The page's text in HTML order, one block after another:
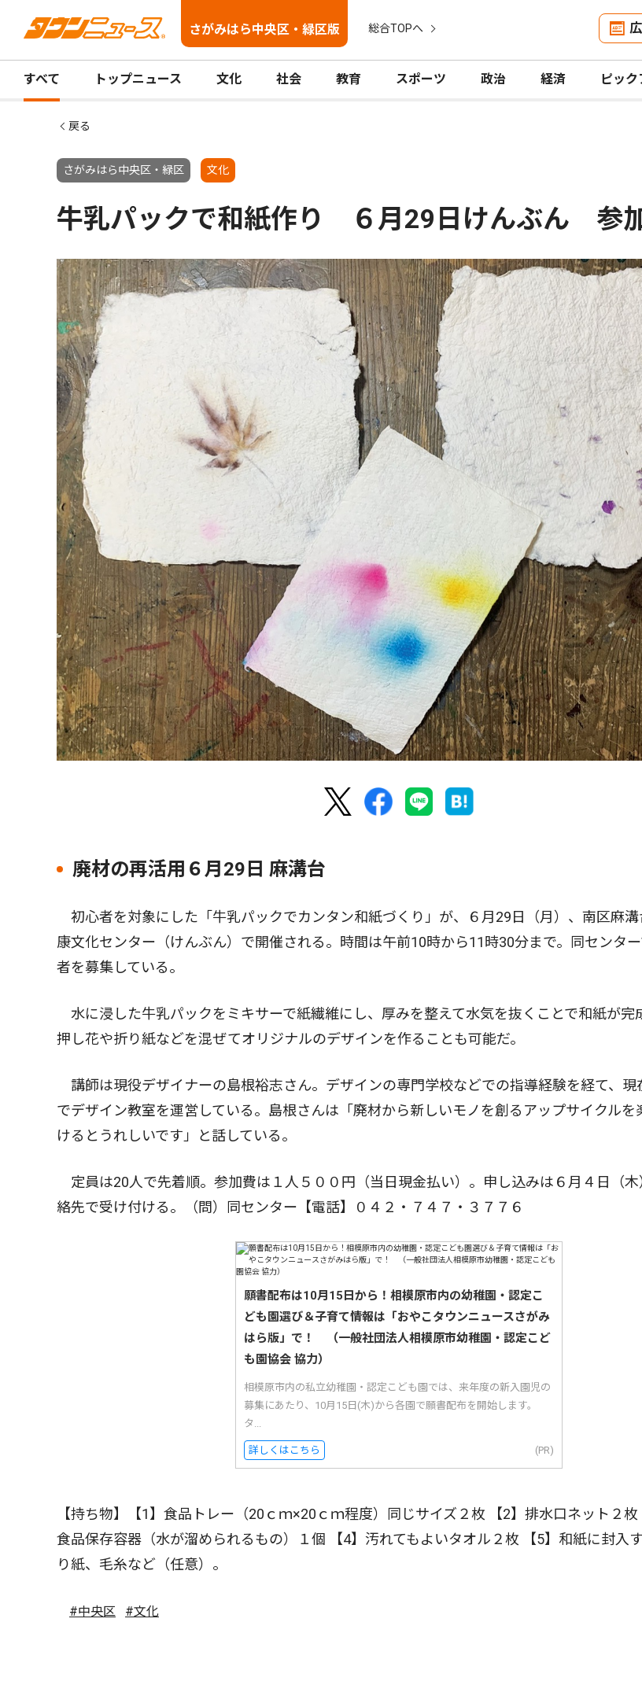
さがみはら中央区・緑区版 総合TOPへ
すべて トップニュース 文化 社会 教育 スポーツ 政治 経済 ピック
戻る
さがみはら中央区・緑区 文化
牛乳パックで和紙作り ６月29日けんぶん 参
廃材の再活用６月29日 麻溝台
初心者を対象にした「牛乳パックでカンタン和紙づくり」が、６月29日（月）、南区麻
康文化センター（けんぶん）で開催される。時間は午前10時から11時30分まで。同センタ
者を募集している。
水に浸した牛乳パックをミキサーで紙繊維にし、厚みを整えて水気を抜くことで和紙が完
押し花や折り紙などを混ぜてオリジナルのデザインを作ることも可能だ。
講師は現役デザイナーの島根裕志さん。デザインの専門学校などでの指導経験を経て、現
でデザイン教室を運営している。島根さんは「廃材から新しいモノを創るアップサイクルを
けるとうれしいです」と話している。
定員は20人で先着順。参加費は１人５００円（当日現金払い）。申し込みは６月４日（
絡先で受け付ける。（問）同センター【電話】０４２・７４７・３７７６
願書配布は10月15日から！相模原市内の幼稚園・認定こ
ども園選び＆子育て情報は「おやこタウンニュースさがみ
はら版」で！ （一般社団法人相模原市幼稚園・認定こど
も園協会 協力）
相模原市内の私立幼稚園・認定こども園では、来年度の新入園児の
募集にあたり、10月15日(木)から各園で願書配布を開始します。
タ...
詳しくはこちら (PR)
【持ち物】【1】食品トレー（20ｃｍ×20ｃｍ程度）同じサイズ２枚 【2】排水口ネット２
食品保存容器（水が溜められるもの）１個 【4】汚れてもよいタオル２枚 【5】和紙に封入
り紙、毛糸など（任意）。
#中央区 #文化